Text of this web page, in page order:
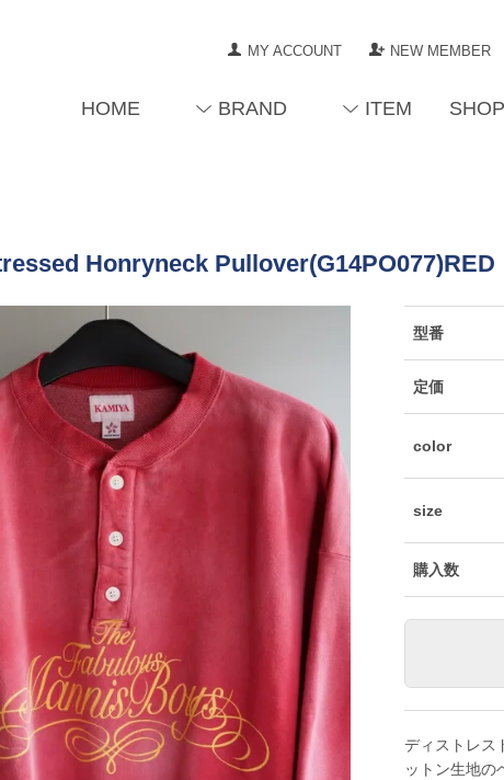
MY ACCOUNT NEW MEMBER
HOME BRAND ITEM
Honryneck Pullover(G14PO077)RED
型番
定価
color
size
購入数
ディストレス
ットン生地の